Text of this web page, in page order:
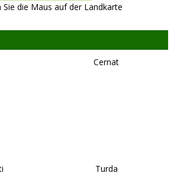
Sie die Maus auf der Landkarte
Cernat
Turda